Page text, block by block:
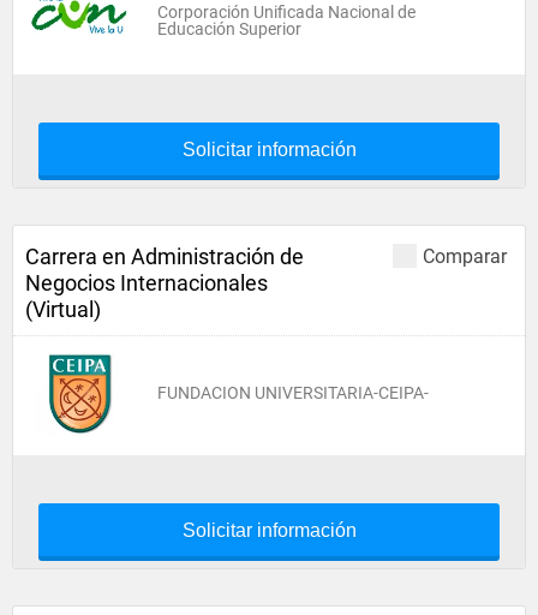
Corporación Unificada Nacional de
Educación Superior
Solicitar información
Comparar
Carrera en Administración de
Negocios Internacionales
(Virtual)
FUNDACION UNIVERSITARIA-CEIPA-
Solicitar información